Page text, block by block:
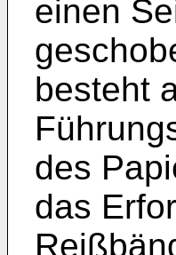
einen
besteht
des
das